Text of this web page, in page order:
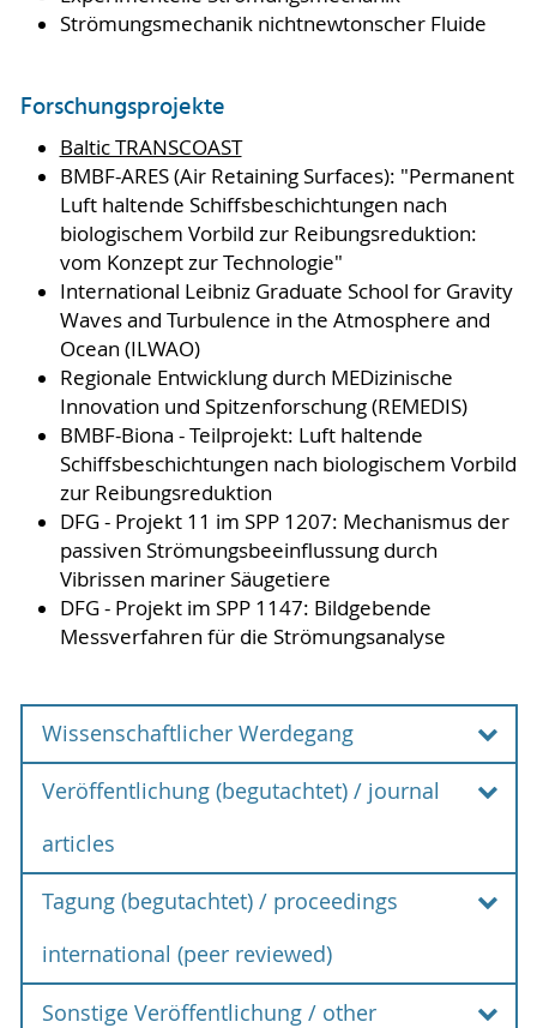
Strömungsmechanik nichtnewtonscher Fluide
Forschungsprojekte
Baltic TRANSCOAST
BMBF-ARES (Air Retaining Surfaces): "Permanent
Luft haltende Schiffsbeschichtungen nach
biologischem Vorbild zur Reibungsreduktion:
vom Konzept zur Technologie"
International Leibniz Graduate School for Gravity
Waves and Turbulence in the Atmosphere and
Ocean (ILWAO)
Regionale Entwicklung durch MEDizinische
Innovation und Spitzenforschung (REMEDIS)
BMBF-Biona - Teilprojekt: Luft haltende
Schiffsbeschichtungen nach biologischem Vorbild
zur Reibungsreduktion
DFG - Projekt 11 im SPP 1207: Mechanismus der
passiven Strömungsbeeinflussung durch
Vibrissen mariner Säugetiere
DFG - Projekt im SPP 1147: Bildgebende
Messverfahren für die Strömungsanalyse
Wissenschaftlicher Werdegang
1966 geboren in Münster
1993
Diplom in Physik an der
Georg-August Universität
Göttingen
Veröffentlichung (begutachtet) / journal
articles
Stirnweiß, H.; Kandler, L.; Karow, N.;
Brede, M.
Seabed Microtopography Modulates Vertical
Turbulent Transport and Porewater
Tagung (begutachtet) / proceedings
international (peer reviewed)
Stirnweiß, H.; Bulwadda, A.; Grundmann,
Sonstige Veröffentlichung / other